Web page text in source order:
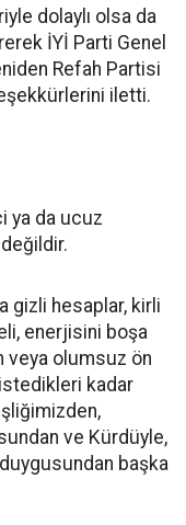
dolaylı olsa da
İYİ Parti Genel
Refah Partisi
iletti.
ya da ucuz
gizli hesaplar, kirli
enerjisini boşa
veya olumsuz ön
kadar
ve Kürdüyle,
başka